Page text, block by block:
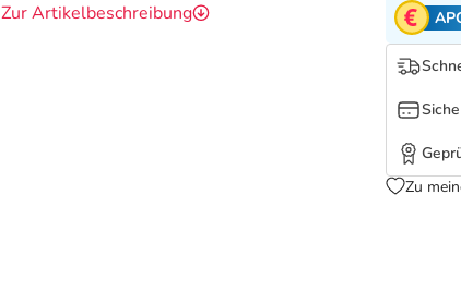
Zur Artikelbeschreibung
Zu